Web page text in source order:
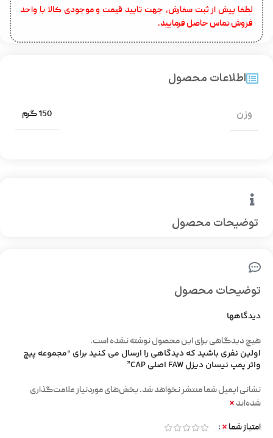
لطفا پیش از ثبت سفارش، جهت تایید قیمت و موجودی کالا با واحد
فروش تماس حاصل فرمایید.
توضیحات محصول
اطلاعات محصول
وزن 150 گرم
توضیحات محصول
دیدگاهها
هیچ دیدگاهی برای این محصول نوشته نشده است.
اولین نفری باشید که دیدگاهی را ارسال می کنید برای “مجموعه پیچ
واتر پمپ نیسان دیزل FAW اصلی CAP”
نشانی ایمیل شما منتشر نخواهد شد.بخش‌های موردنیاز علامت‌گذاری
شده‌اند *
امتیاز شما *